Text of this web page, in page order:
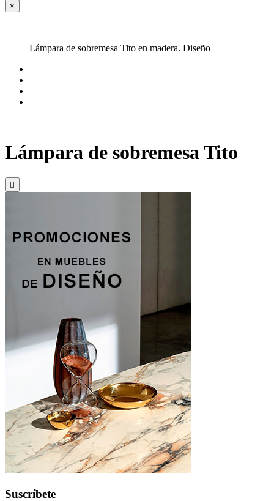
×
Lámpara de sobremesa Tito en madera. Diseño
Lámpara de sobremesa Tito

Suscríbete